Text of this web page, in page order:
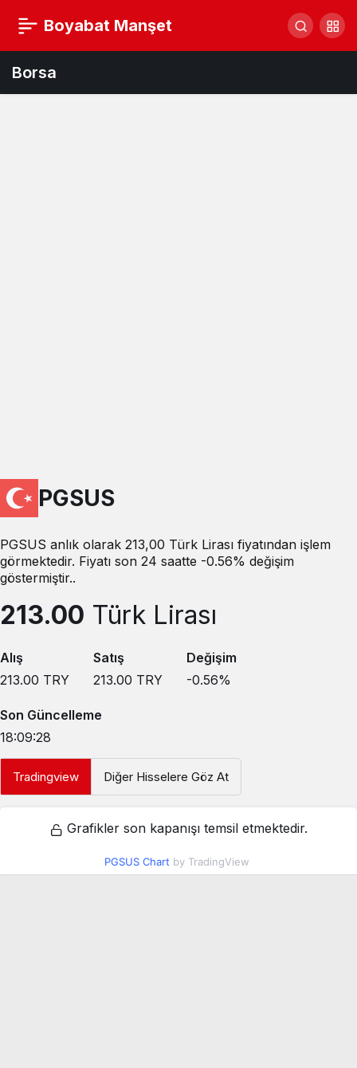
Boyabat Manşet
Borsa
PGSUS
PGSUS anlık olarak 213,00 Türk Lirası fiyatından işlem
görmektedir. Fiyatı son 24 saatte -0.56% değişim
göstermiştir..
213.00 Türk Lirası
Alış
213.00 TRY
Satış
213.00 TRY
Değişim
-0.56%
Son Güncelleme
18:09:28
Tradingview Diğer Hisselere Göz At
Grafikler son kapanışı temsil etmektedir.
PGSUS Chart by TradingView